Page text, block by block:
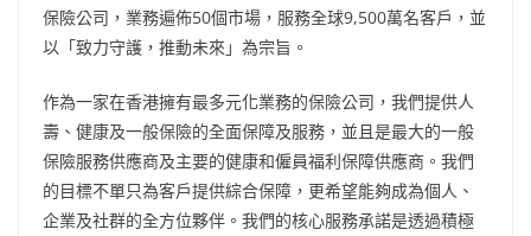
保險公司，業務遍佈50個市場，服務全球9,500萬名客戶，並
以「致力守護，推動未來」為宗旨。
作為一家在香港擁有最多元化業務的保險公司，我們提供人
壽、健康及一般保險的全面保障及服務，並且是最大的一般
保險服務供應商及主要的健康和僱員福利保障供應商。我們
的目標不單只為客戶提供綜合保障，更希望能夠成為個人、
企業及社群的全方位夥伴。我們的核心服務承諾是透過積極